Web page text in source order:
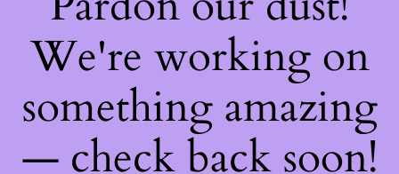
We're working on
something amazing
— check back soon!